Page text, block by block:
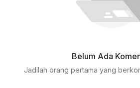
Belum Ada
Jadilah orang pertama yang